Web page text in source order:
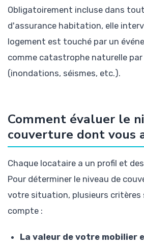
Obligatoirement incluse dans
d'assurance habitation, elle
logement est touché par un
comme catastrophe naturelle
(inondations, séismes, etc.).
Comment évaluer le
couverture dont vous
Chaque locataire a un profil et
Pour déterminer le niveau de
votre situation, plusieurs critères
compte :
La valeur de votre mobilier